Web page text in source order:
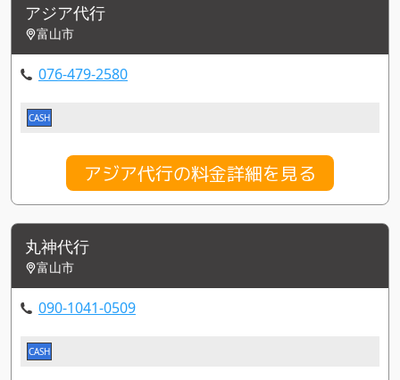
アジア代行
富山市
076-479-2580
CASH
アジア代行の料金詳細を見る
丸神代行
富山市
090-1041-0509
CASH